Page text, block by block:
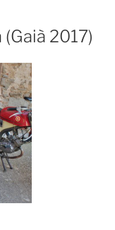
2017)